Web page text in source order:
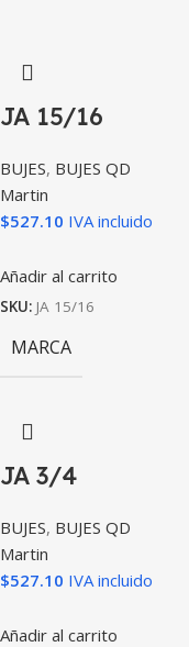
JA 15/16
BUJES, BUJES QD
Martin
$527.10 IVA incluido
Añadir al carrito
SKU: JA 15/16
MARCA
JA 3/4
BUJES, BUJES QD
Martin
$527.10 IVA incluido
Añadir al carrito